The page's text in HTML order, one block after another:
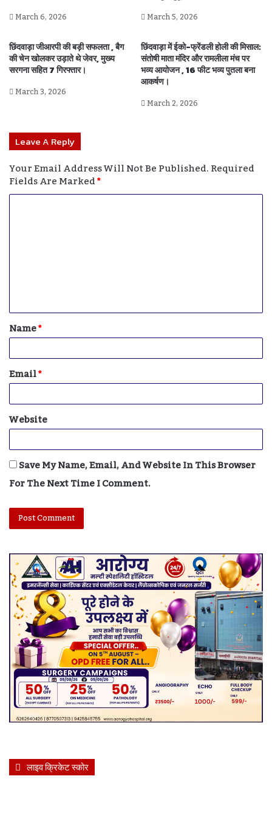
March 6, 2026 March 5, 2026
छिंदवाड़ा जीआरपी की बड़ी सफलता , बैग
की चेन खोलकर उड़ाते थे जेवर, मुख्य
सरगना सहित 7 गिरफ्तार।
March 3, 2026
छिंदवाड़ा में ईको-फ्रेंडली होली की मिसाल:
संतोषी माता मंदिर और रामलीला मंच पर
भव्य आयोजन , 16 फीट भव्य पुतला बना
आकर्षण।
March 2, 2026
Leave A Reply
Your Email Address Will Not Be Published.Required
Fields Are Marked*
T
*
Name*
Email*
Website
Save My Name, Email, And Website In This Browser
For The Next Time I Comment.
लाइव क्रिकेट स्कोर